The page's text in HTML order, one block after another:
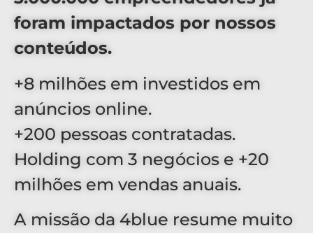
foram impactados por nossos
conteúdos.
+8 milhões em investidos em
anúncios online.
+200 pessoas contratadas.
Holding com 3 negócios e +20
milhões em vendas anuais.
A missão da 4blue resume muito